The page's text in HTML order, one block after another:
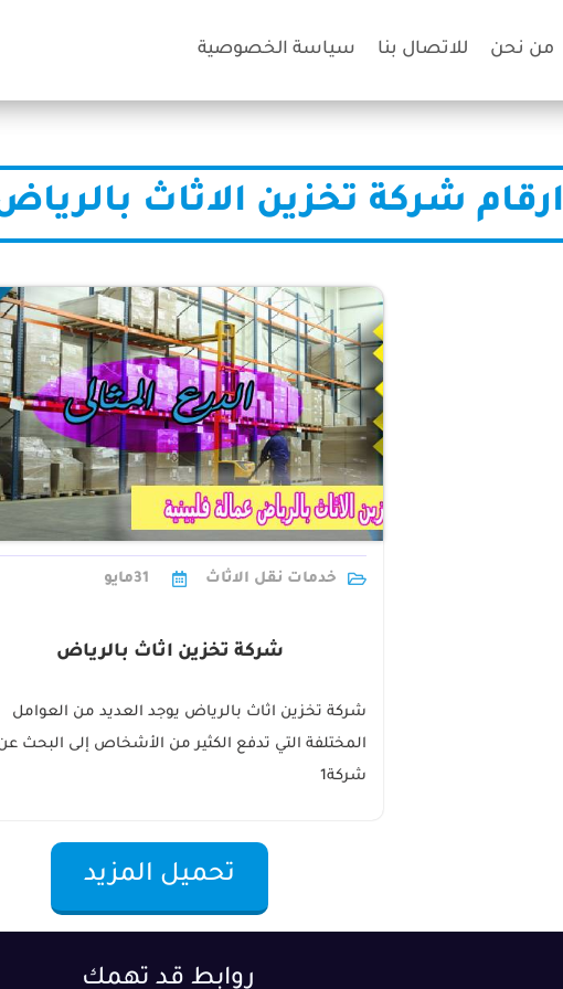
من نحن للاتصال بنا سياسة الخصوصية
ارقام شركة تخزين الاثاث
خدمات نقل الاثاث 31مايو
شركة تخزين اثاث بالرياض
شركة تخزين اثاث بالرياض يوجد العديد من العوامل
المختلفة التي تدفع الكثير من الأشخاص إلى البحث
شركة1
تحميل المزيد
روابط قد تهمك